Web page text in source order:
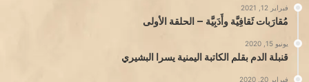
فبراير 12, 2021
مُقارَبات ثَقافِيَّة وأَدَبِيَّة – الحلقة الأولى
يونيو 15, 2020
قنبلة الدم بقلم الكاتبة اليمنية يسرا البشيري
فبراير 20, 2020